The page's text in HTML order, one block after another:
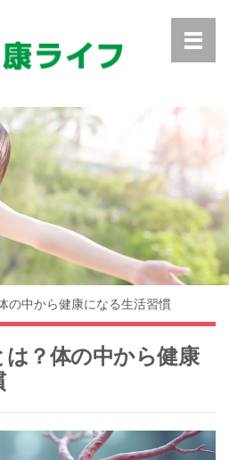
の中から健康になる生活習慣
？体の中から健康